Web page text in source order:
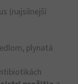
(najsilnejší
plynatá